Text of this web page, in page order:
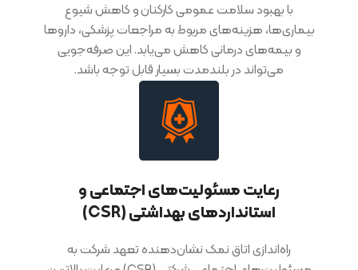
با بهبود سلامت عمومی کارکنان و کاهش شیوع
بیماری‌ها، هزینه‌های مربوط به مراجعات پزشکی، داروها
و بیمه‌های درمانی کاهش می‌یابد. این صرفه‌جویی
می‌تواند در بلندمدت بسیار قابل توجه باشد.
رعایت مسئولیت‌های اجتماعی و
استانداردهای بهداشتی (CSR)
راه‌اندازی اتاق نمک نشان‌دهنده تعهد شرکت به